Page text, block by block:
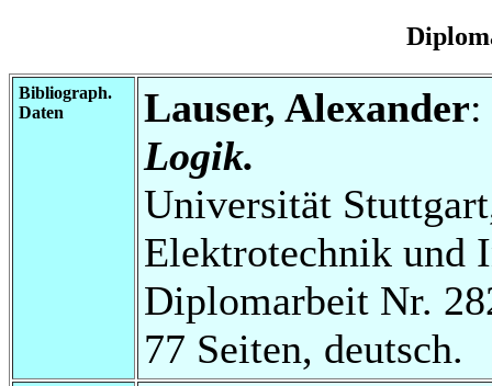
Bibliograph.
Daten
Lauser, Alexander:
Logik.
Universität
Elektrotechnik und
Diplomarbeit Nr.
77 Seiten, deutsch.